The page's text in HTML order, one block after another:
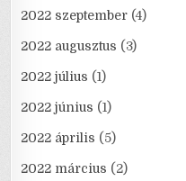
2022 szeptember (4)
2022 augusztus (3)
2022 július (1)
2022 június (1)
2022 április (5)
2022 március (2)